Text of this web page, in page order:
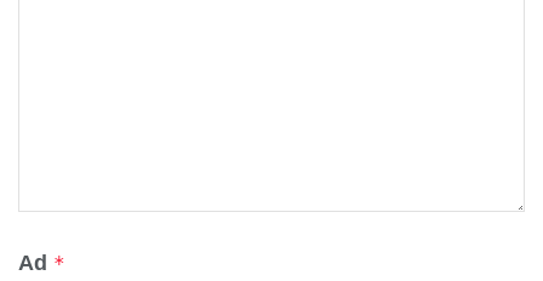
Ad *